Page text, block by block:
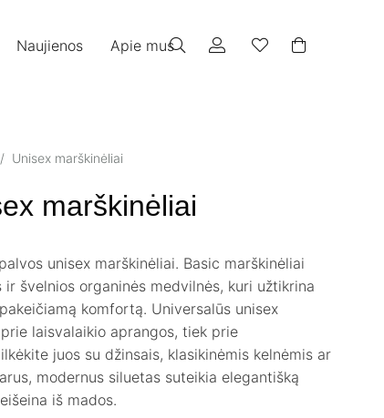
Naujienos Apie mus
/ Unisex marškinėliai
marškinėliai
unisex marškinėliai. Basic marškinėliai
švelnios organinės medvilnės, kuri užtikrina
komfortą. Universalūs unisex
laisvalaikio aprangos, tiek prie
juos su džinsais, klasikinėmis kelnėmis ar
modernus siluetas suteikia elegantišką
iš mados.